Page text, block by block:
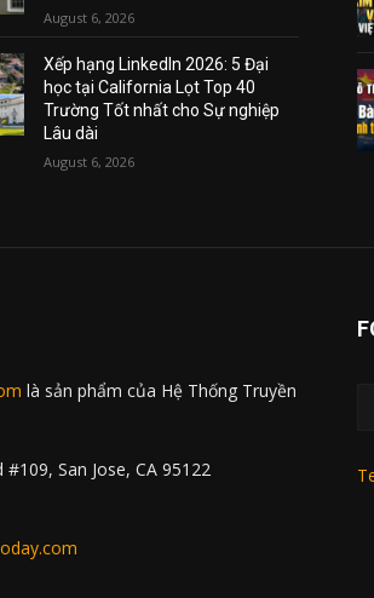
August 6, 2026
Xếp hạng LinkedIn 2026: 5 Đại
học tại California Lọt Top 40
Trường Tốt nhất cho Sự nghiệp
Lâu dài
August 6, 2026
là sản phẩm của Hệ Thống Truyền
San Jose, CA 95122